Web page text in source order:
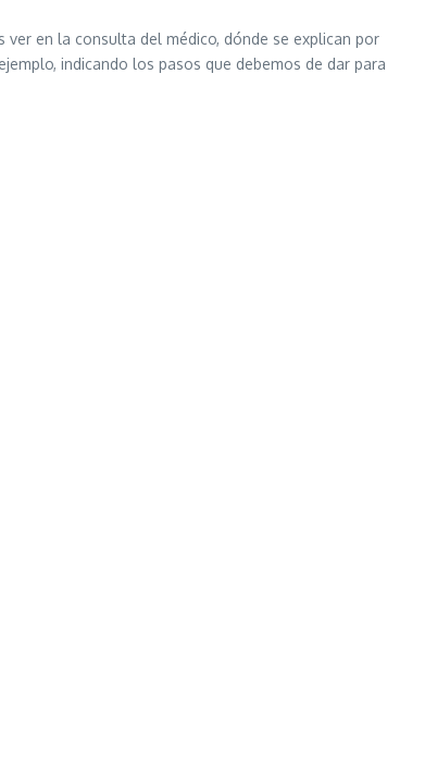
en la consulta del médico, dónde se explican por
indicando los pasos que debemos de dar para